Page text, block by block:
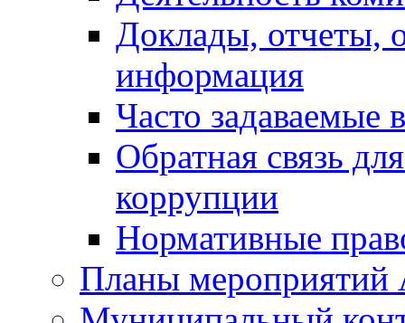
Доклады, отчеты,
информация
Часто задаваемые
Обратная связь
коррупции
Нормативные
Планы мероприятий